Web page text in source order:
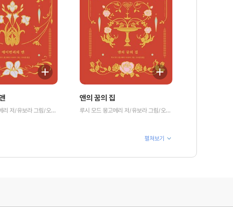
루시 모드 몽고메리 저/유보라 그림/오수원 역
앤의 꿈의 집
루시 모드 몽고메리 저/유보라 그림/오수원 역
펼쳐보기